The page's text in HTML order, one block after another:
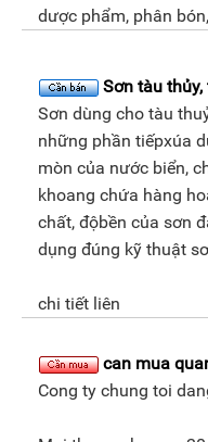
dược phẩm, phân
Sơn tàu
Sơn dùng cho tàu
những phần tiếpxúa
mòn của nước biển,
khoang chứa hàng
chất, độbền của sơn
dụng đúng kỹ thuật
chi tiết liên
can mua
Cong ty chung toi